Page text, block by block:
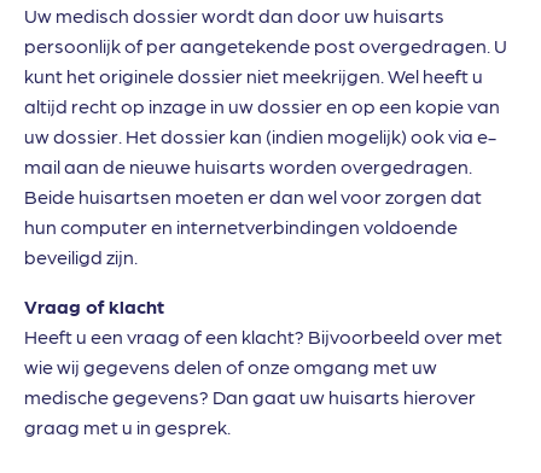
Uw medisch dossier wordt dan door uw huisarts
persoonlijk of per aangetekende post overgedragen. U
kunt het originele dossier niet meekrijgen. Wel heeft u
altijd recht op inzage in uw dossier en op een kopie van
uw dossier. Het dossier kan (indien mogelijk) ook via e-
mail aan de nieuwe huisarts worden overgedragen.
Beide huisartsen moeten er dan wel voor zorgen dat
hun computer en internetverbindingen voldoende
beveiligd zijn.
Vraag of klacht
Heeft u een vraag of een klacht? Bijvoorbeeld over met
wie wij gegevens delen of onze omgang met uw
medische gegevens? Dan gaat uw huisarts hierover
graag met u in gesprek.